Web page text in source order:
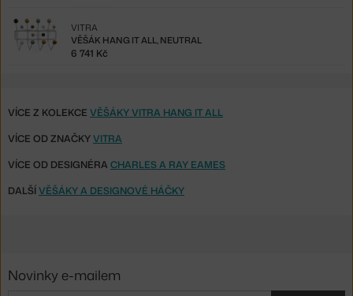
VĚŠÁK HANG IT ALL, NEUTRAL
VITRA
6 741 Kč
VÍCE Z KOLEKCE VĚŠÁKY VITRA HANG IT ALL
VÍCE OD ZNAČKYVITRA
VÍCE OD DESIGNÉRA CHARLES A RAY EAMES
DALŠÍVĚŠÁKY A DESIGNOVÉ HÁČKY
Novinky e-mailem